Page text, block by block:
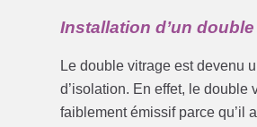
Installation d’un
Le double vitrage est devenu
d’isolation. En effet, le
faiblement émissif parce qu’il